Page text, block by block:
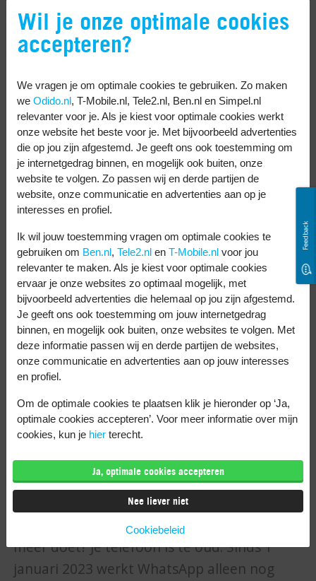
telefoon
Ga naar de Google Play Store.
Tik op je profielafbeelding rechtsboven.
Druk op ‘Mijn apps en games’..
Veeg naar beneden om te zien of
WhatsApp een update beschikbaar
heeft.
Zo ja? Druk op ‘Updaten’.
Je telefoon installeert nu de nieuwste
WhatsApp versie.
Start je telefoon opnieuw op
Doet WhatsApp het na al deze stappen nog
steeds niet? Start je telefoon opnieuw op. Je
herstelt zo de verbindingsinstellingen en je
telefoon maakt opnieuw verbinding met het
netwerk. Grote kans dat WhatsApp het dan
weer doet.
WhatsApp doet het
niet meer omdat je
telefoon te oud is
De laatste reden waarom WhatsApp het niet
meer doet? Je telefoon is te oud. Sinds 1
januari 2023 werkt WhatsApp alleen nog
Feedback
Wil je onze optimale cookies
accepteren?
We vragen je om optimale cookies te gebruiken. Zo maken
we Odido.nl, T-Mobile.nl, Tele2.nl, Ben.nl en Simpel.nl
relevanter voor je. Als je kiest voor optimale cookies werkt
onze website het beste voor je. Met bijvoorbeeld advertenties
die op jou zijn afgestemd. Je geeft ons ook toestemming om
je internetgedrag binnen, en mogelijk ook buiten, onze
website te volgen. Zo passen wij en derde partijen de
website, onze communicatie en advertenties aan op je
interesses en profiel.
Ik wil jouw toestemming vragen om optimale cookies te
gebruiken om Ben.nl, Tele2.nl en T-Mobile.nl voor jou
relevanter te maken. Als je kiest voor optimale cookies
ervaar je onze websites zo optimaal mogelijk, met
bijvoorbeeld advertenties die helemaal op jou zijn afgestemd.
Je geeft ons ook toestemming om jouw internetgedrag
binnen, en mogelijk ook buiten, onze websites te volgen. Met
deze informatie passen wij en derde partijen de websites,
onze communicatie en advertenties aan op jouw interesses
en profiel.
Om de optimale cookies te plaatsen klik je hieronder op ‘Ja,
optimale cookies accepteren’. Voor meer informatie over mijn
cookies, kun je hier terecht.
Ja, optimale cookies accepteren
Nee liever niet
Cookiebeleid